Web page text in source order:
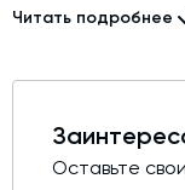
Проектирование
зданий и
стали, класс
перегрузках.
Читать подробнее
Оставьте